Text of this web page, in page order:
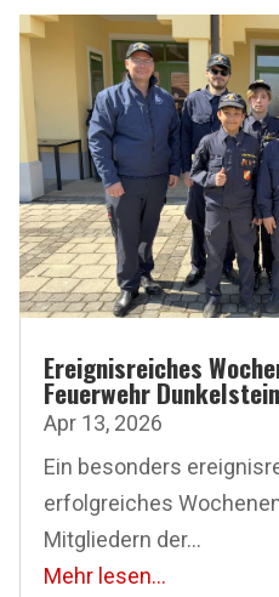
Ereignisreiches
Feuerwehr Dunkelstein
Apr 13, 2026
Ein besonders
erfolgreiches
Mitgliedern der...
Mehr lesen...